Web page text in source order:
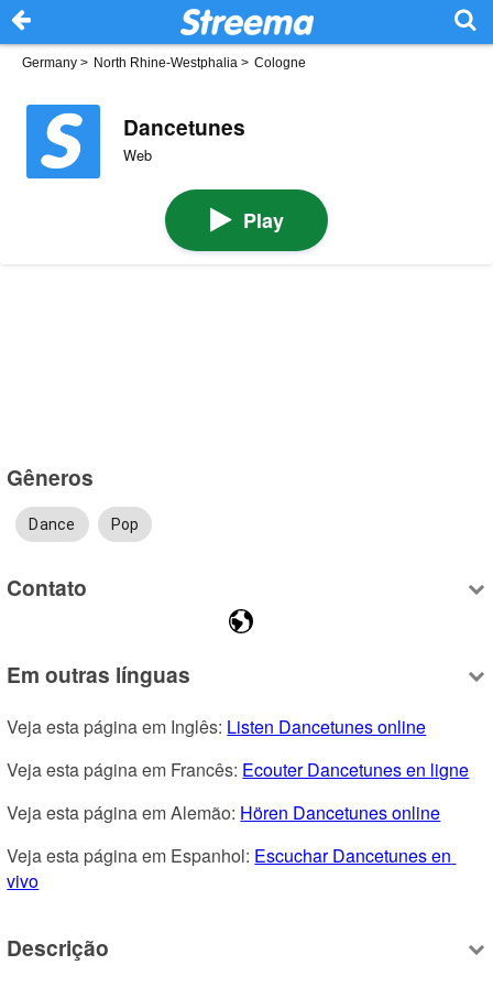
Germany > North Rhine-Westphalia > Cologne
Dancetunes
Web
Play
Gêneros
Dance Pop
Contato
Em outras línguas
Veja esta página em Inglês: Listen Dancetunes online
Veja esta página em Francês: Ecouter Dancetunes en ligne
Veja esta página em Alemão: Hören Dancetunes online
Veja esta página em Espanhol: Escuchar Dancetunes en
vivo
Descrição